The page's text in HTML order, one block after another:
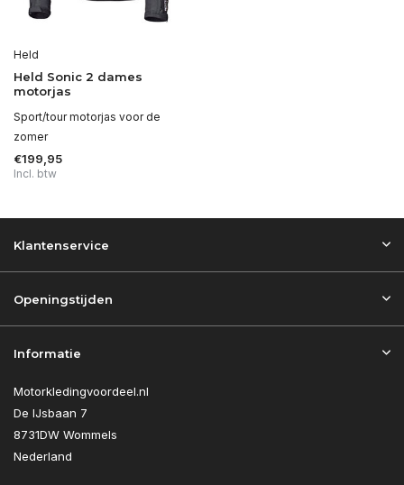
Held
Held Sonic 2 dames
motorjas
Sport/tour motorjas voor de
zomer
€199,95
Incl. btw
Klantenservice
Openingstijden
Informatie
Motorkledingvoordeel.nl
De IJsbaan 7
8731DW Wommels
Nederland